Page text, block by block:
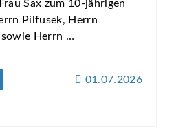
Sax zum 10-jährigen
Pilfusek, Herrn
sowie Herrn …
01.07.2026